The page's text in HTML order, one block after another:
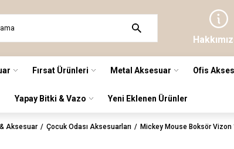
Fırsat Ürünleri Metal Aksesuar Ofis
Yapay Bitki & Vazo Yeni Eklenen Ürünler
Aksesuar Çocuk Odası Aksesuarları Mickey Mouse Boksör